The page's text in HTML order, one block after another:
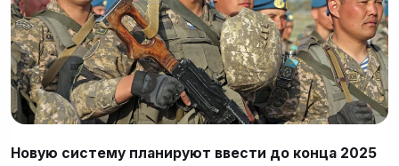
Новую систему планируют ввести до конца 2025